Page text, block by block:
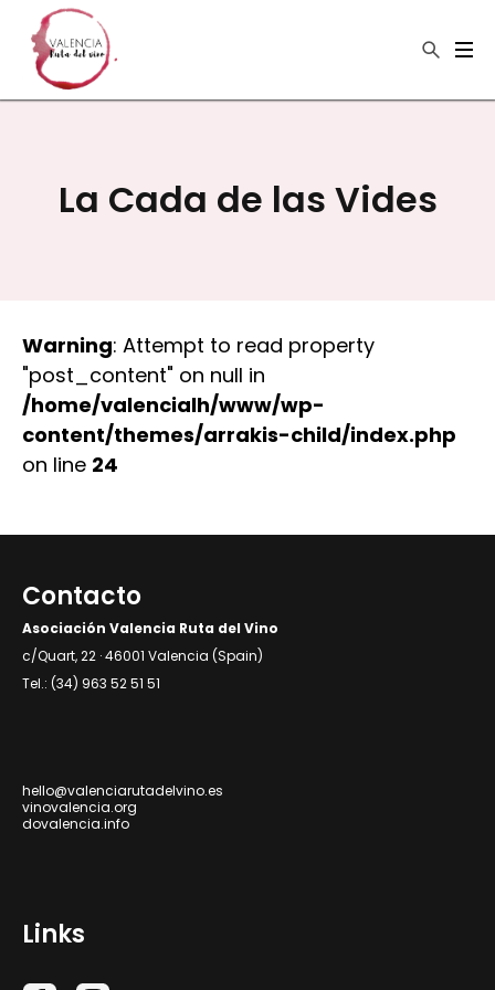
La Cada de las Vides
Warning: Attempt to read property
"post_content" on null in
/home/valencialh/www/wp-
content/themes/arrakis-child/index.php
on line 24
Contacto
Asociación Valencia Ruta del Vino
c/Quart, 22 · 46001 Valencia (Spain)
Tel.: (34) 963 52 51 51
hello@valenciarutadelvino.es
vinovalencia.org
dovalencia.info
Links